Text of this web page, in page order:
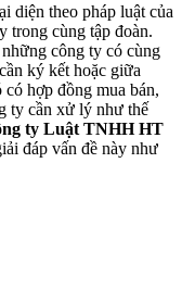
diện theo pháp luật của
trong cùng tập đoàn.
công ty có cùng
ký kết hoặc giữa
hợp đồng mua bán,
ty cần xử lý như thế
ty Luật TNHHHT
đáp vấn đề này như